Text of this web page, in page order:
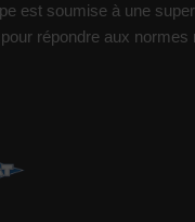
est soumise à une
répondre aux normes